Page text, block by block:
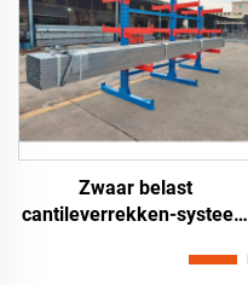
Zwaar belast
cantileverrekken-systeem